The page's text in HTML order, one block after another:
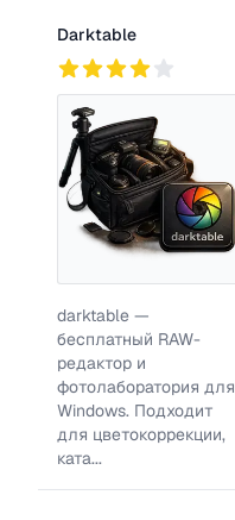
Darktable
darktable —
бесплатный RAW-
редактор и
фотолаборатория для
Windows. Подходит
для цветокоррекции,
ката...